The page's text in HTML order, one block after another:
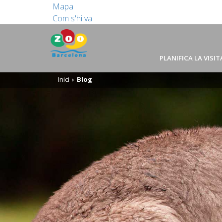
Mapa
Com s'hi va
PLANIFICA LA
Inici Blog